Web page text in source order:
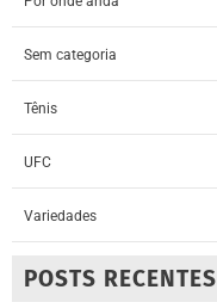
Sem categoria
Tênis
UFC
Variedades
POSTS RECENTES